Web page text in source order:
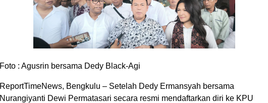
Foto : Agusrin bersama Dedy Black-Agi
ReportTimeNews, Bengkulu – Setelah Dedy Ermansyah bersama
Nurangiyanti Dewi Permatasari secara resmi mendaftarkan diri ke KPU